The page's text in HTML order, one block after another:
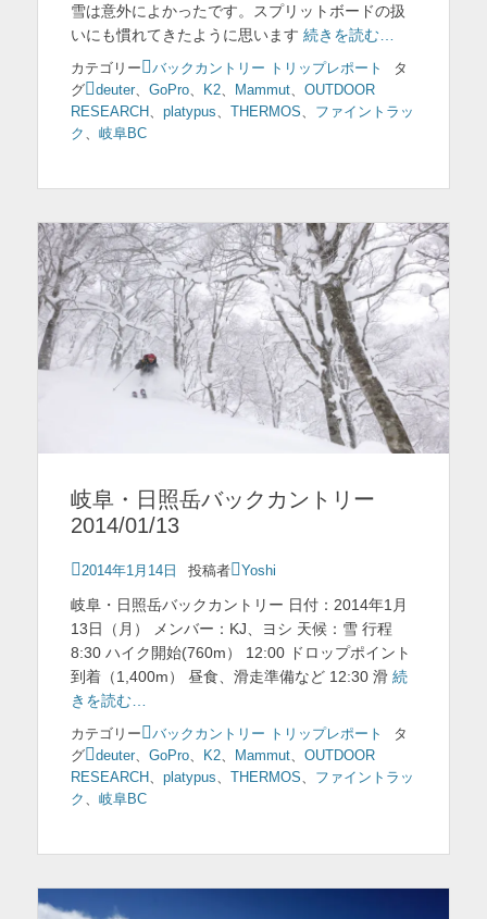
雪は意外によかったです。スプリットボードの扱
いにも慣れてきたように思います 続きを読む…
カテゴリー バックカントリー トリップレポート
タ
グ
deuter GoPro K2 Mammut
OUTDOOR
RESEARCH
platypus THERMOS
ファイントラッ
ク
岐阜BC
岐阜・日照岳バックカントリー
2014/01/13
投
日
2014年1月14日 投稿者 Yoshi
岐阜・日照岳バックカントリー 日付：2014年1月
13日（月） メンバー：KJ、ヨシ 天候：雪 行程
8:30 ハイク開始(760m） 12:00 ドロップポイント
到着（1,400m） 昼食、滑走準備など 12:30 滑 続
きを読む…
カテゴリー バックカントリー トリップレポート
タ
グ
deuter、 GoPro、 K2、 Mammut、 OUTDOOR
RESEARCH 、 platypus、 THERMOS、 ファイントラッ
ク 、 岐阜BC